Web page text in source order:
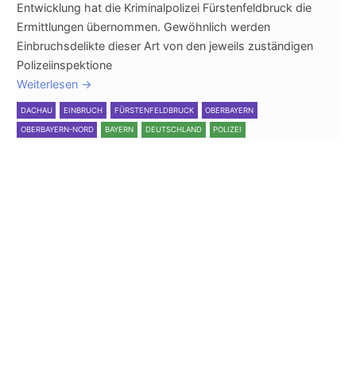
Entwicklung hat die Kriminalpolizei Fürstenfeldbruck die
Ermittlungen übernommen. Gewöhnlich werden
Einbruchsdelikte dieser Art von den jeweils zuständigen
Polizeiinspektione
Weiterlesen →
DACHAU EINBRUCH FÜRSTENFELDBRUCK OBERBAYERN
OBERBAYERN-NORD BAYERN DEUTSCHLAND POLIZEI